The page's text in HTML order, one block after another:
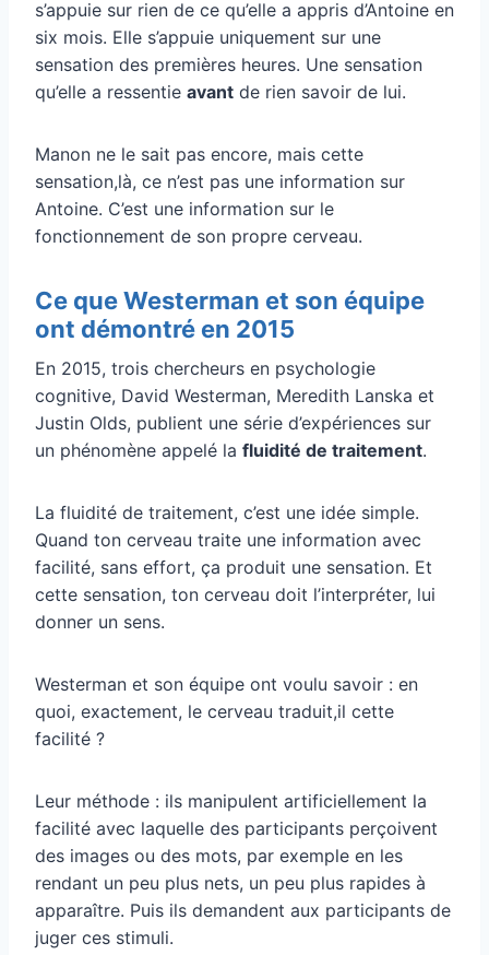
s’appuie sur rien de ce qu’elle a appris d’Antoine en
six mois. Elle s’appuie uniquement sur une
sensation des premières heures. Une sensation
qu’elle a ressentie avant de rien savoir de lui.
Manon ne le sait pas encore, mais cette
sensation,là, ce n’est pas une information sur
Antoine. C’est une information sur le
fonctionnement de son propre cerveau.
Ce que Westerman et son équipe
ont démontré en 2015
En 2015, trois chercheurs en psychologie
cognitive, David Westerman, Meredith Lanska et
Justin Olds, publient une série d’expériences sur
un phénomène appelé la fluidité de traitement.
La fluidité de traitement, c’est une idée simple.
Quand ton cerveau traite une information avec
facilité, sans effort, ça produit une sensation. Et
cette sensation, ton cerveau doit l’interpréter, lui
donner un sens.
Westerman et son équipe ont voulu savoir : en
quoi, exactement, le cerveau traduit,il cette
facilité ?
Leur méthode : ils manipulent artificiellement la
facilité avec laquelle des participants perçoivent
des images ou des mots, par exemple en les
rendant un peu plus nets, un peu plus rapides à
apparaître. Puis ils demandent aux participants de
juger ces stimuli.